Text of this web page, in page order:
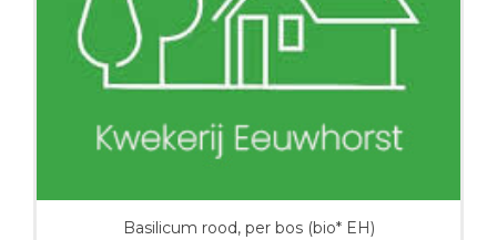
Basilicum rood, per bos (bio* EH)